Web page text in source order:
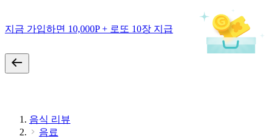
지금 가입하면 10,000P + 로또 10장 지급
음식 리뷰
음료